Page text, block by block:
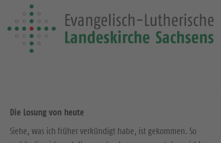
Die Losung von heute
Siehe, was ich früher verkündigt habe, ist gekommen. So